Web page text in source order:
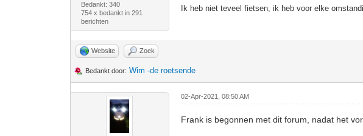
Bedankt: 340
754 x bedankt in 291
berichten
Ik heb niet teveel fietsen, ik heb voor elke
Website Zoek
Bedankt door: Wim -de roetsende
02-Apr-2021, 08:50 AM
Frank is begonnen met dit forum, nadat het